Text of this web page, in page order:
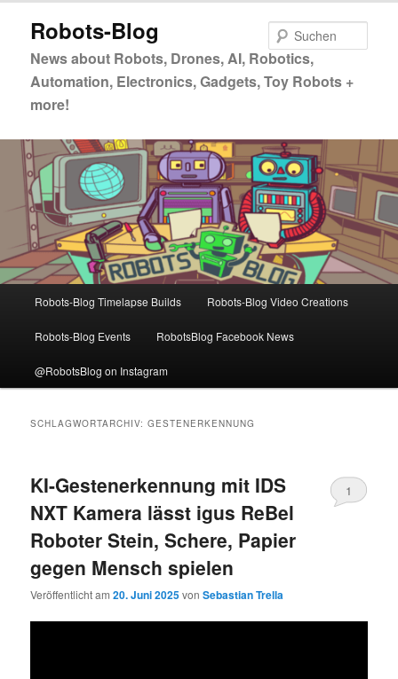
primären
springen
sekundären
springen
Robots-Blog
News about Robots, Drones, AI, Robotics,
Automation, Electronics, Gadgets, Toy Robots +
more!
Robots-Blog Timelapse Builds Robots-Blog Video Creations
Robots-Blog Events RobotsBlog Facebook News
@RobotsBlog on Instagram
SCHLAGWORTARCHIV:GESTENERKENNUNG
KI-Gestenerkennung mit IDS
NXT Kamera lässt igus ReBel
Roboter Stein, Schere, Papier
gegen Mensch spielen
Veröffentlicht am20. Juni 2025vonSebastian Trella
1